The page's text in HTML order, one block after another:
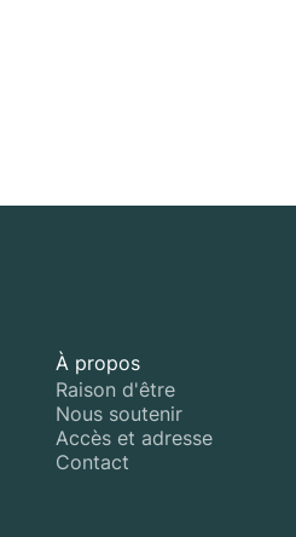
À propos
Raison d'être
Nous soutenir
Accès et adresse
Contact